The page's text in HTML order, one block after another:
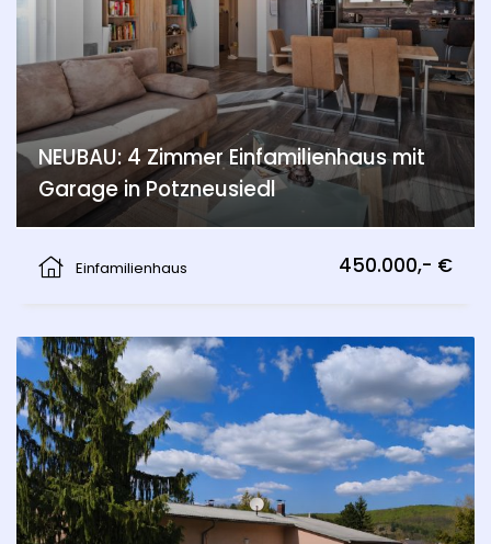
NEUBAU: 4 Zimmer Einfamilienhaus mit
Garage in Potzneusiedl
Einfamilienhaus
450.000,- €